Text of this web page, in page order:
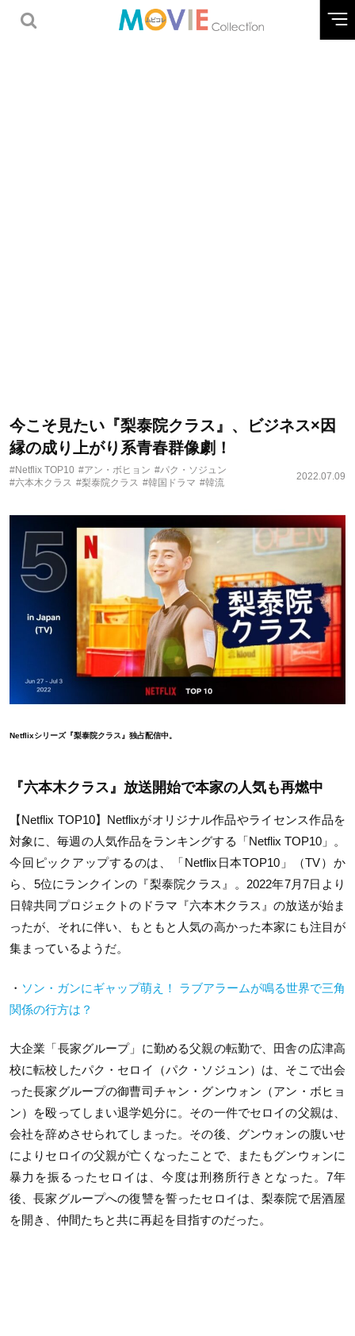
今こそ見たい『梨泰院クラス』、ビジネス×因
縁の成り上がり系青春群像劇！
#Netflix TOP10 #アン・ボヒョン #パク・ソジュン
#六本木クラス #梨泰院クラス #韓国ドラマ #韓流
2022.07.09
Netflixシリーズ『梨泰院クラス』独占配信中。
『六本木クラス』放送開始で本家の人気も再燃中
【Netflix TOP10】Netflixがオリジナル作品やライセンス作品を
対象に、毎週の人気作品をランキングする「Netflix TOP10」。
今回ピックアップするのは、「Netflix日本TOP10」（TV）か
ら、5位にランクインの『梨泰院クラス』。2022年7月7日より
日韓共同プロジェクトのドラマ『六本木クラス』の放送が始ま
ったが、それに伴い、もともと人気の高かった本家にも注目が
集まっているようだ。
・ ソン・ガンにギャップ萌え！ ラブアラームが鳴る世界で三角
関係の行方は？
大企業「長家グループ」に勤める父親の転勤で、田舎の広津高
校に転校したパク・セロイ（パク・ソジュン）は、そこで出会
った長家グループの御曹司チャン・グンウォン（アン・ボヒョ
ン）を殴ってしまい退学処分に。その一件でセロイの父親は、
会社を辞めさせられてしまった。その後、グンウォンの腹いせ
によりセロイの父親が亡くなったことで、またもグンウォンに
暴力を振るったセロイは、今度は刑務所行きとなった。7年
後、長家グループへの復讐を誓ったセロイは、梨泰院で居酒屋
を開き、仲間たちと共に再起を目指すのだった。